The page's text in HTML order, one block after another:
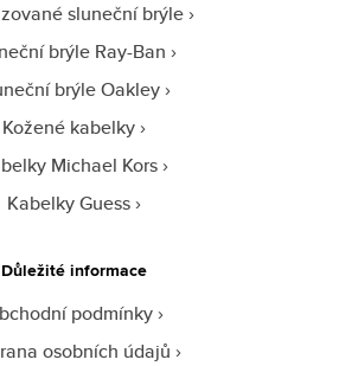
sluneční brýle
brýle Ray-Ban
brýle Oakley
Kožené kabelky
Michael Kors
Kabelky Guess
Důležité informace
podmínky
osobních údajů